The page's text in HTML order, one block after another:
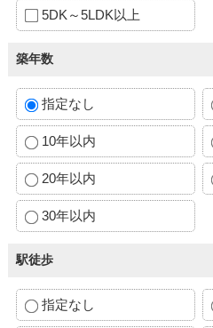
5DK～5LDK以上
築年数
指定なし
10年以内
20年以内
30年以内
駅徒歩
指定なし